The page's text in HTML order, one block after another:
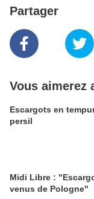
Partager
Vous aimerez
Escargots en
persil
Midi Libre :
venus de Pologne"